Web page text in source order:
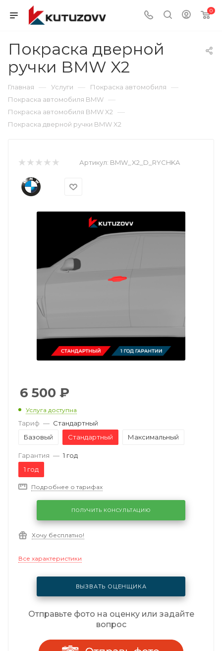
0
Покраска дверной
ручки BMW X2
Главная — Услуги — Покраска автомобиля —
Покраска автомобиля BMW —
Покраска автомобиля BMW X2 —
Покраска дверной ручки BMW X2
Артикул: BMW_X2_D_RYCHKA
6 500 ₽
Услуга доступна
Тариф — Стандартный
Базовый
Стандартный Максимальный
Гарантия — 1 год
1 год
Подробнее о тарифах
ПОЛУЧИТЬ КОНСУЛЬТАЦИЮ
Хочу бесплатно!
Все характеристики
ВЫЗВАТЬ ОЦЕНЩИКА
Отправьте фото на оценку или задайте
вопрос